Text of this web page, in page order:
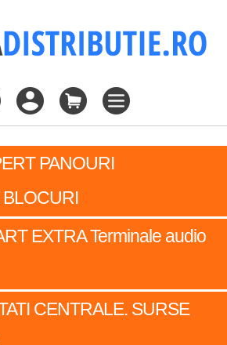
PANOURI
EXTRA Terminale audio
CENTRALE. SURSE